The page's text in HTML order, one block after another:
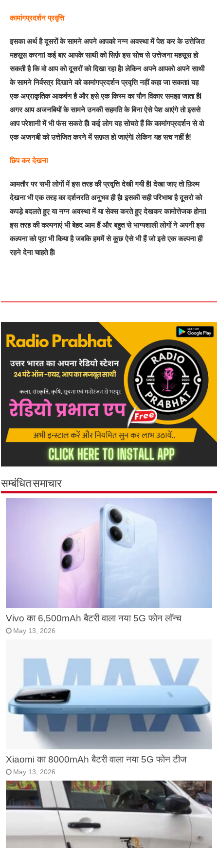
कामांगप्रदर्शन प्रवृत्ति
इसका अर्थ है दूसरों के सामने अपने आपको नग्न अवस्था में पेश कर के उत्तेजित
महसूस करनाI कई बार आपके साथी को सिर्फ़ इस सोच से उत्तेजना महसूस हो
सकती है कि वो आप को दूसरों को दिखा रहा हैI लेकिन अपने आपको अपने साथी
के सामने निर्वस्त्र दिखाने को कामांगप्रदर्शन प्रवृत्ति नहीं कहा जा सकताI यह
एक अप्राकृतिक आकर्षण है और इसे एक किस्म का यौन विकार समझा जाता हैI
अगर आप अजनबियों के सामने उनकी सहमति के बिना ऐसे पेश आएंगे तो इससे
आप परेशानी में भी फंस सकते हैंI कई लोग यह सोचते हैं कि कामांगप्रदर्शन से वो
एक अजनबी को उत्तेजित करने में सफ़ल हो जाएंगेI लेकिन यह सच नहीं है!
छिप कर देखना
आमतौर पर सभी लोगों में इस तरह की प्रवृत्ति देखी गयी हैI देखा जाए तो फ़िल्म
देखना भी एक तरह का दर्शनरति अनुभव ही हैI इसकी सही परिभाषा है दूसरो को
कपड़े बदलते हुए या नग्न अवस्था में या सेक्स करते हुए देखकर कामोत्तेजक होनाI
इस तरह की कल्पनाएं भी बेहद आम हैं और बहुत से भाग्यशाली लोगों ने अपनी इस
कल्पना को पूरा भी किया है जबकि हममें से कुछ ऐसे भी हैं जो इसे एक कल्पना ही
रहने देना चाहते हैंI
सम्बंधित समाचार
Vivo का 6,500mAh बैटरी वाला नया 5G फोन लॉन्च
May 13, 2026
Xiaomi का 8000mAh बैटरी वाला नया 5G फोन टीज
May 13, 2026